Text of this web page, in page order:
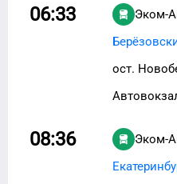
06:33
Эком-
ост.
08:36
Эком-